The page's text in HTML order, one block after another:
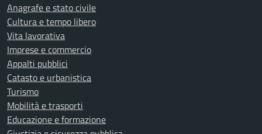
Anagrafe e stato civile
Cultura e tempo libero
Vita lavorativa
Imprese e commercio
Appalti pubblici
Catasto e urbanistica
Turismo
Mobilità e trasporti
Educazione e formazione